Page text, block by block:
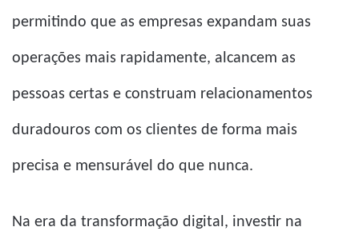
permitindo que as empresas expandam suas
operações mais rapidamente, alcancem as
pessoas certas e construam relacionamentos
duradouros com os clientes de forma mais
precisa e mensurável do que nunca.
Na era da transformação digital, investir na